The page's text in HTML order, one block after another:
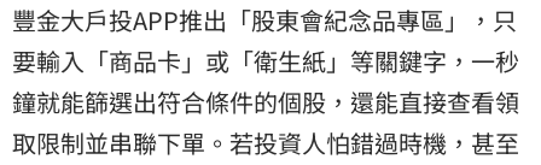
豐金大戶投APP推出「股東會紀念品專區」，只
要輸入「商品卡」或「衛生紙」等關鍵字，一秒
鐘就能篩選出符合條件的個股，還能直接查看領
取限制並串聯下單。若投資人怕錯過時機，甚至